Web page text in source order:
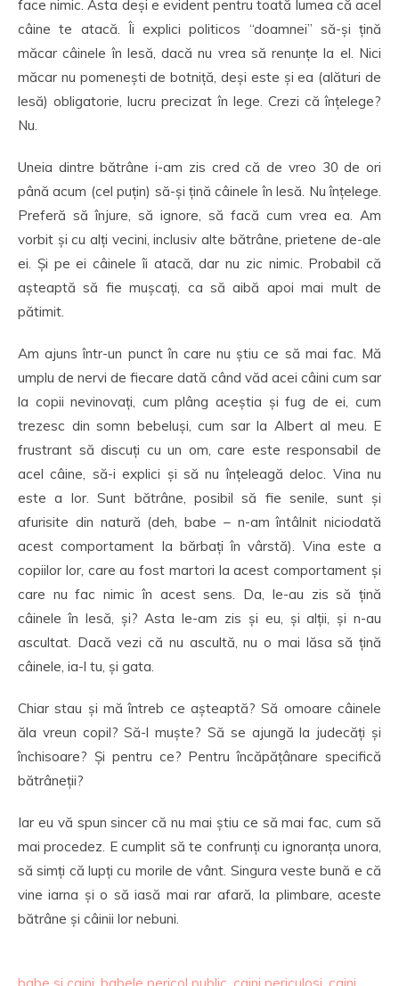
face nimic. Asta deși e evident pentru toată lumea că acel
câine te atacă. Îi explici politicos “doamnei” să-și țină
măcar câinele în lesă, dacă nu vrea să renunțe la el. Nici
măcar nu pomenești de botniță, deși este și ea (alături de
lesă) obligatorie, lucru precizat în lege. Crezi că înțelege?
Nu.
Uneia dintre bătrâne i-am zis cred că de vreo 30 de ori
până acum (cel puțin) să-și țină câinele în lesă. Nu înțelege.
Preferă să înjure, să ignore, să facă cum vrea ea. Am
vorbit și cu alți vecini, inclusiv alte bătrâne, prietene de-ale
ei. Și pe ei câinele îi atacă, dar nu zic nimic. Probabil că
așteaptă să fie mușcați, ca să aibă apoi mai mult de
pătimit.
Am ajuns într-un punct în care nu știu ce să mai fac. Mă
umplu de nervi de fiecare dată când văd acei câini cum sar
la copii nevinovați, cum plâng aceștia și fug de ei, cum
trezesc din somn bebeluși, cum sar la Albert al meu. E
frustrant să discuți cu un om, care este responsabil de
acel câine, să-i explici și să nu înțeleagă deloc. Vina nu
este a lor. Sunt bătrâne, posibil să fie senile, sunt și
afurisite din natură (deh, babe – n-am întâlnit niciodată
acest comportament la bărbați în vârstă). Vina este a
copiilor lor, care au fost martori la acest comportament și
care nu fac nimic în acest sens. Da, le-au zis să țină
câinele în lesă, și? Asta le-am zis și eu, și alții, și n-au
ascultat. Dacă vezi că nu ascultă, nu o mai lăsa să țină
câinele, ia-l tu, și gata.
Chiar stau și mă întreb ce așteaptă? Să omoare câinele
ăla vreun copil? Să-l muște? Să se ajungă la judecăți și
închisoare? Și pentru ce? Pentru încăpățânare specifică
bătrâneții?
Iar eu vă spun sincer că nu mai știu ce să mai fac, cum să
mai procedez. E cumplit să te confrunți cu ignoranța unora,
să simți că lupți cu morile de vânt. Singura veste bună e că
vine iarna și o să iasă mai rar afară, la plimbare, aceste
bătrâne și câinii lor nebuni.